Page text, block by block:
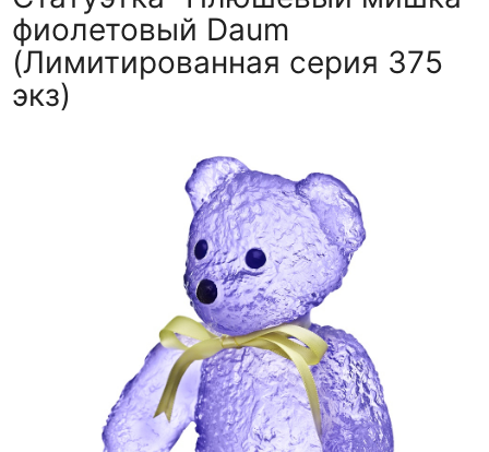
фиолетовый Daum
(Лимитированная серия 375
экз)